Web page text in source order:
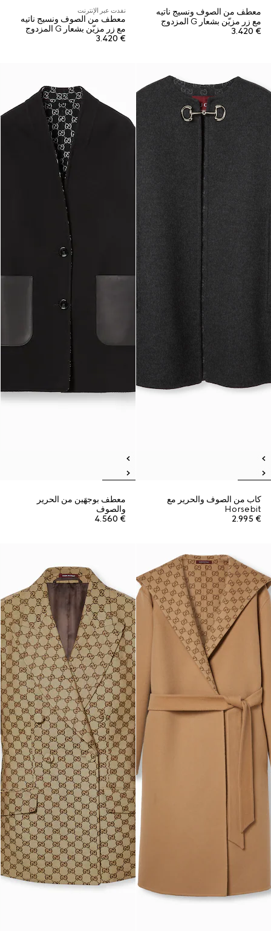
معطف من الصوف ونسيج ناتيه
مع زر مزيّن بشعار G المزدوج
€ 3.420
نفدت عبر الإنترنت
معطف من الصوف ونسيج ناتيه
مع زر مزيّن بشعار G المزدوج
€ 3.420
كاب من الصوف والحرير مع
Horsebit
€ 2.995
معطف بوجهَين من الحرير
والصوف
€ 4.560